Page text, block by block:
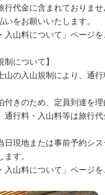
行代金に含まれておりま
をお願いいたします。
入山料について 」ページ
制について】
山の入山規制により、通
付きのため、定員到達を
通行料・入山料等は旅行
日現地または事前予約シ
す。
入山料について 」ページ